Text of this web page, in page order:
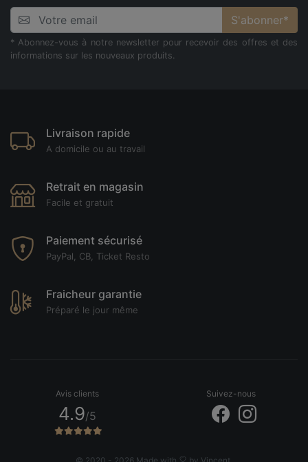
S'abonner*
* Abonnez-vous à notre newsletter pour recevoir des offres et des
informations sur les nouveaux produits.
Livraison rapide
A domicile ou au travail
Retrait en magasin
Facile et gratuit
Paiement sécurisé
PayPal, CB, Ticket Resto
Fraicheur garantie
Préparé le jour même
Avis clients
4.9/5
Suivez-nous